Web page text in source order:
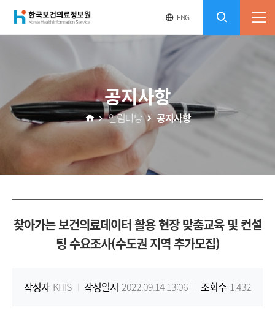
(재)
보
건
의
료
정
보
ENG영
사
기
전
기
전
체
공지사항
알림마당 공지사항
찾아가는 보건의료데이터 활용 현장 맞춤교육 및 컨설
팅 수요조사(수도권 지역 추가모집)
작성자 KHIS 작성일시 2022.09.14 13:06 조회수 1,432